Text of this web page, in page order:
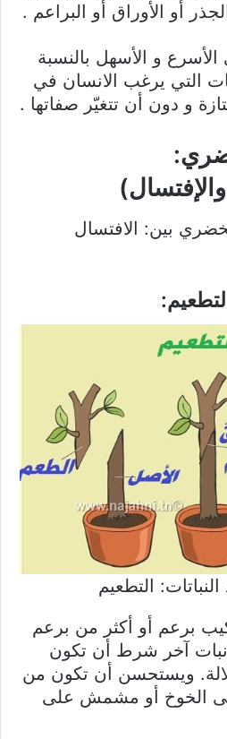
أو الأوراق أو البراعم .
الأسرع و الأسهل بالنسبة
التي يرغب الانسان في
و دون أن تتغيّر صفاتها .
بين: الافتسال
النباتات: التطعيم
برعم أو أكثر من برعم
آخر شرط أن تكون
ويستحسن أن تكون من
الخوخ أو مشمش على